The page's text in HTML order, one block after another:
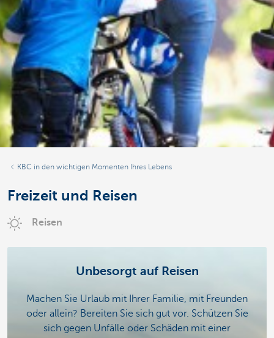
KBC in den wichtigen Momenten Ihres Lebens
Freizeit und Reisen
Reisen
Unbesorgt auf Reisen
Machen Sie Urlaub mit Ihrer Familie, mit Freunden
oder allein? Bereiten Sie sich gut vor. Schützen Sie
sich gegen Unfälle oder Schäden mit einer